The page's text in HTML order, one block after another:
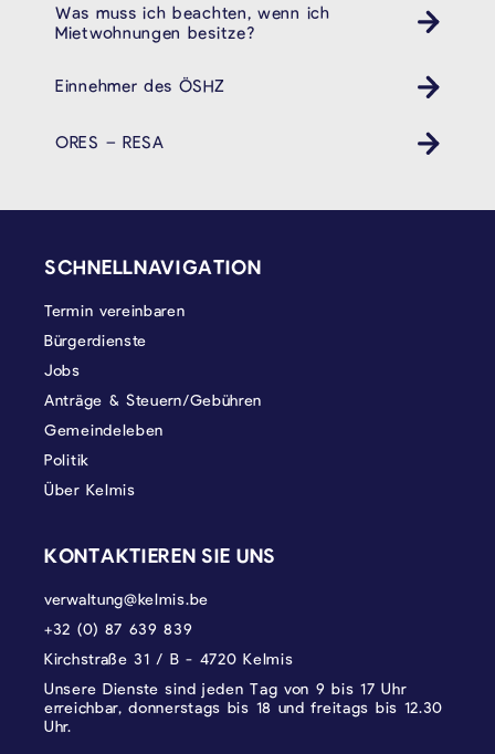
Was muss ich beachten, wenn ich
Mietwohnungen besitze?
Einnehmer des ÖSHZ
ORES – RESA
SCHNELLNAVIGATION
Termin vereinbaren
Bürgerdienste
Jobs
Anträge & Steuern/Gebühren
Gemeindeleben
Politik
Über Kelmis
KONTAKTIEREN SIE UNS
verwaltung@kelmis.be
+32 (0) 87 639 839
Kirchstraße 31 / B - 4720 Kelmis
Unsere Dienste sind jeden Tag von 9 bis 17 Uhr
erreichbar, donnerstags bis 18 und freitags bis 12.30
Uhr.